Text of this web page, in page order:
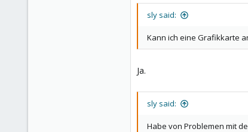
sly said:
Kann ich eine Grafikkarte
Ja.
sly said:
Habe von Problemen mit